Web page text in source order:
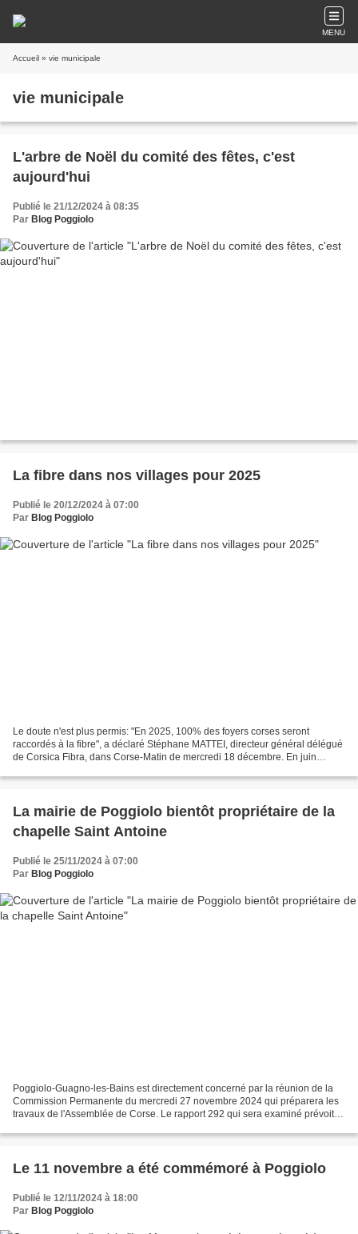
MENU
Accueil » vie municipale
vie municipale
L'arbre de Noël du comité des fêtes, c'est
aujourd'hui
Publié le 21/12/2024 à 08:35
Par Blog Poggiolo
La fibre dans nos villages pour 2025
Publié le 20/12/2024 à 07:00
Par Blog Poggiolo
Le doute n'est plus permis: "En 2025, 100% des foyers corses seront
raccordés à la fibre", a déclaré Stéphane MATTEI, directeur général délégué
de Corsica Fibra, dans Corse-Matin de mercredi 18 décembre. En juin
La mairie de Poggiolo bientôt propriétaire de la
chapelle Saint Antoine
Publié le 25/11/2024 à 07:00
Par Blog Poggiolo
Poggiolo-Guagno-les-Bains est directement concerné par la réunion de la
Commission Permanente du mercredi 27 novembre 2024 qui préparera les
travaux de l'Assemblée de Corse. Le rapport 292 qui sera examiné prévoit
Le 11 novembre a été commémoré à Poggiolo
Publié le 12/11/2024 à 18:00
Par Blog Poggiolo